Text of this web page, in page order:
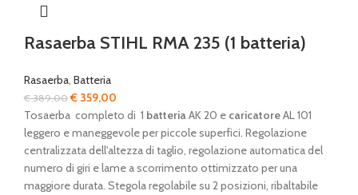
Rasaerba STIHL RMA 235 (1 batteria)
Rasaerba, Batteria
€389,00Il
prezzo
originale
era:
€ 389,00.
€ 359,00
prezzo
attuale
è:
€ 359,00.
Tosaerba completo di 1 batteriaAK 20 e caricatoreAL 101
leggero e maneggevole per piccole superfici. Regolazione
centralizzata dell'altezza di taglio, regolazione automatica del
numero di giri e lame a scorrimento ottimizzato per una
maggiore durata. Stegola regolabile su 2 posizioni, ribaltabile